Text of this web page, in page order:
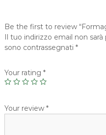
Be the first to review
Il tuo indirizzo email non sarà
sono contrassegnati *
Your rating *
Your review *